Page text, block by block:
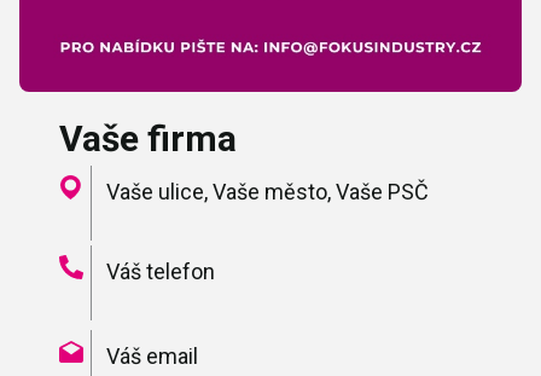
Vaše firma
Vaše ulice, Vaše město, Vaše PSČ
Váš telefon
Váš email